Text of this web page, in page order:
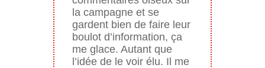
la campagne et se
gardent bien de faire leur
boulot d’information, ça
me glace. Autant que
l’idée de le voir élu. Il me